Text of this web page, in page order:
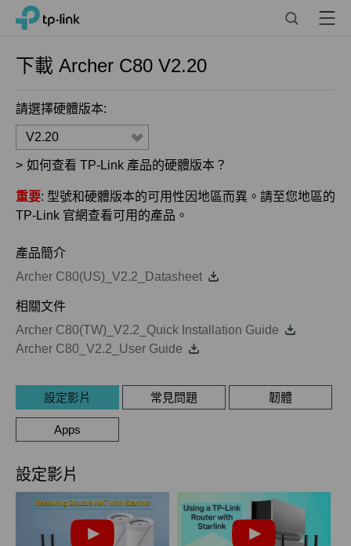
Click
navigation
TP-Link, Reliably Smart Menu
下載 Archer C80 V2.20
請選擇硬體版本:
V2.20
> 如何查看 TP-Link 產品的硬體版本？
重要: 型號和硬體版本的可用性因地區而異。請至您地區的
TP-Link 官網查看可用的產品。
產品簡介
Archer C80(US)_V2.2_Datasheet
相關文件
Archer C80(TW)_V2.2_Quick Installation Guide
Archer C80_V2.2_User Guide
設定影片 常見問題 韌體
Apps
設定影片